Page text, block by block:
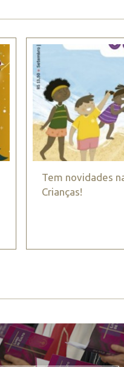
Tem novidades
Crianças!